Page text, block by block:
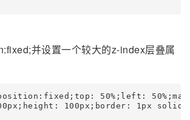
并设置一个较大的z-index层叠属
50%;left:
100px;border: 1px solid